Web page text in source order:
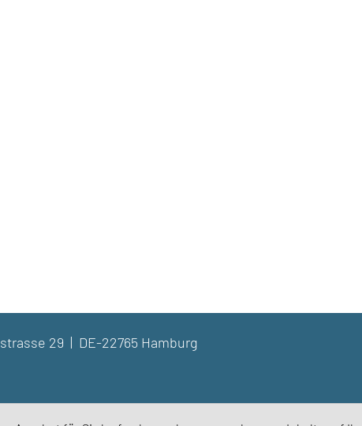
29 | DE-22765 Hamburg